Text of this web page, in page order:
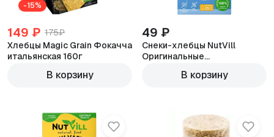
-15%
149 ₽ 175₽
Хлебцы Magic Grain Фокачча
итальянская 160г
В корзину
49 ₽
Снеки-хлебцы NutVill
Оригинальные
пребиотиком, без сахара,
В корзину